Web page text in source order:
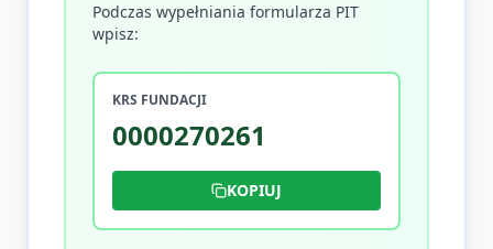
Podczas wypełniania formularza PIT
wpisz:
KRS FUNDACJI
0000270261
KOPIUJ